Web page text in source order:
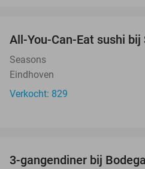
All-You-Can-Eat sushi bij
Seasons
Eindhoven
Verkocht: 829
3-gangendiner bij